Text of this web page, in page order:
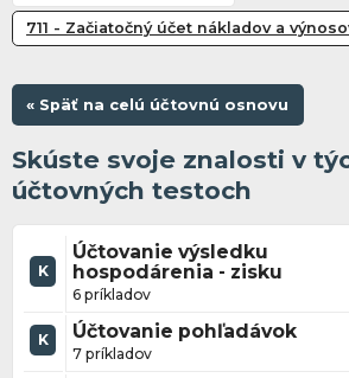
711 - Začiatočný účet nákladov a
« Späť na celú účtovnú osnovu
Skúste svoje znalosti v
účtovných testoch
K
Účtovanie výsledku
hospodárenia - zisku
6 príkladov
K Účtovanie pohľadávok
7 príkladov